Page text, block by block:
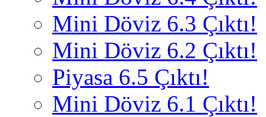
Mini Döviz 6.3 Çıktı!
Mini Döviz 6.2 Çıktı!
Piyasa 6.5 Çıktı!
Mini Döviz 6.1 Çıktı!